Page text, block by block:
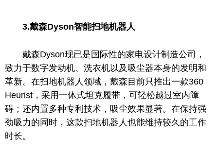
3.戴森Dyson智能扫地机器人
戴森Dyson现已是国际性的家电设计制造公司，
致力于数字发动机、洗衣机以及吸尘器本身的发明和
革新。在扫地机器人领域，戴森目前只推出一款360
Heurist，采用一体式坦克履带，可轻松越过室内障
碍；还内置多种专利技术，吸尘效果显著。在保持强
劲吸力的同时，这款扫地机器人也能维持较久的工作
时长。